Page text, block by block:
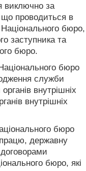
виключно за
що проводиться в
бюро,
заступника та
бюро.
бюро
служби
внутрішніх
внутрішніх
бюро
державну
бюро, які